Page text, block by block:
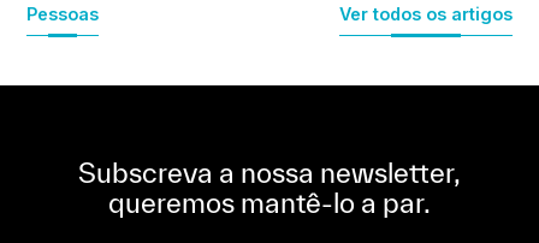
Pessoas Ver todos os artigos
Subscreva a nossa newsletter,
queremos mantê-lo a par.